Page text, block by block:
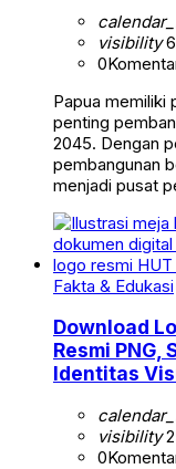
visibility
0
Papua memiliki
penting
2045. Dengan
pembangunan
menjadi pusat
Fakta & Edukasi
Download
Resmi PNG,
Identitas
visibility
0